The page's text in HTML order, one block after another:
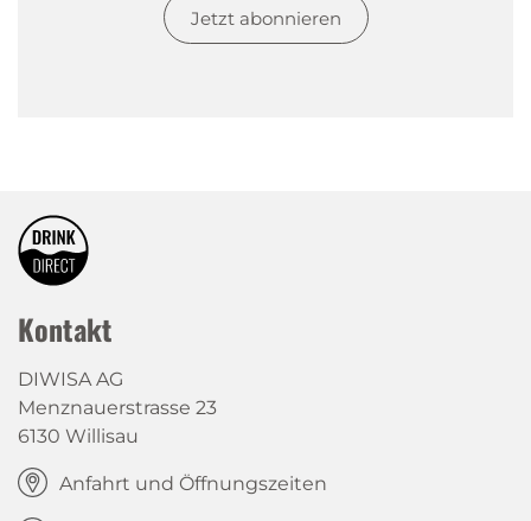
Jetzt abonnieren
Kontakt
DIWISA AG
Menznauerstrasse 23
6130 Willisau
Anfahrt und Öffnungszeiten